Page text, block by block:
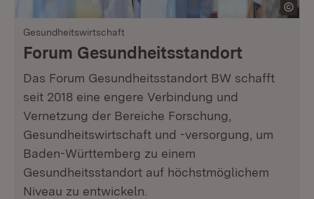
Gesundheitswirtschaft
Forum Gesundheitsstandort
Das Forum Gesundheitsstandort BW schafft
seit 2018 eine engere Verbindung und
Vernetzung der Bereiche Forschung,
Gesundheitswirtschaft und -versorgung, um
Baden-Württemberg zu einem
Gesundheitsstandort auf höchstmöglichem
Niveau zu entwickeln.